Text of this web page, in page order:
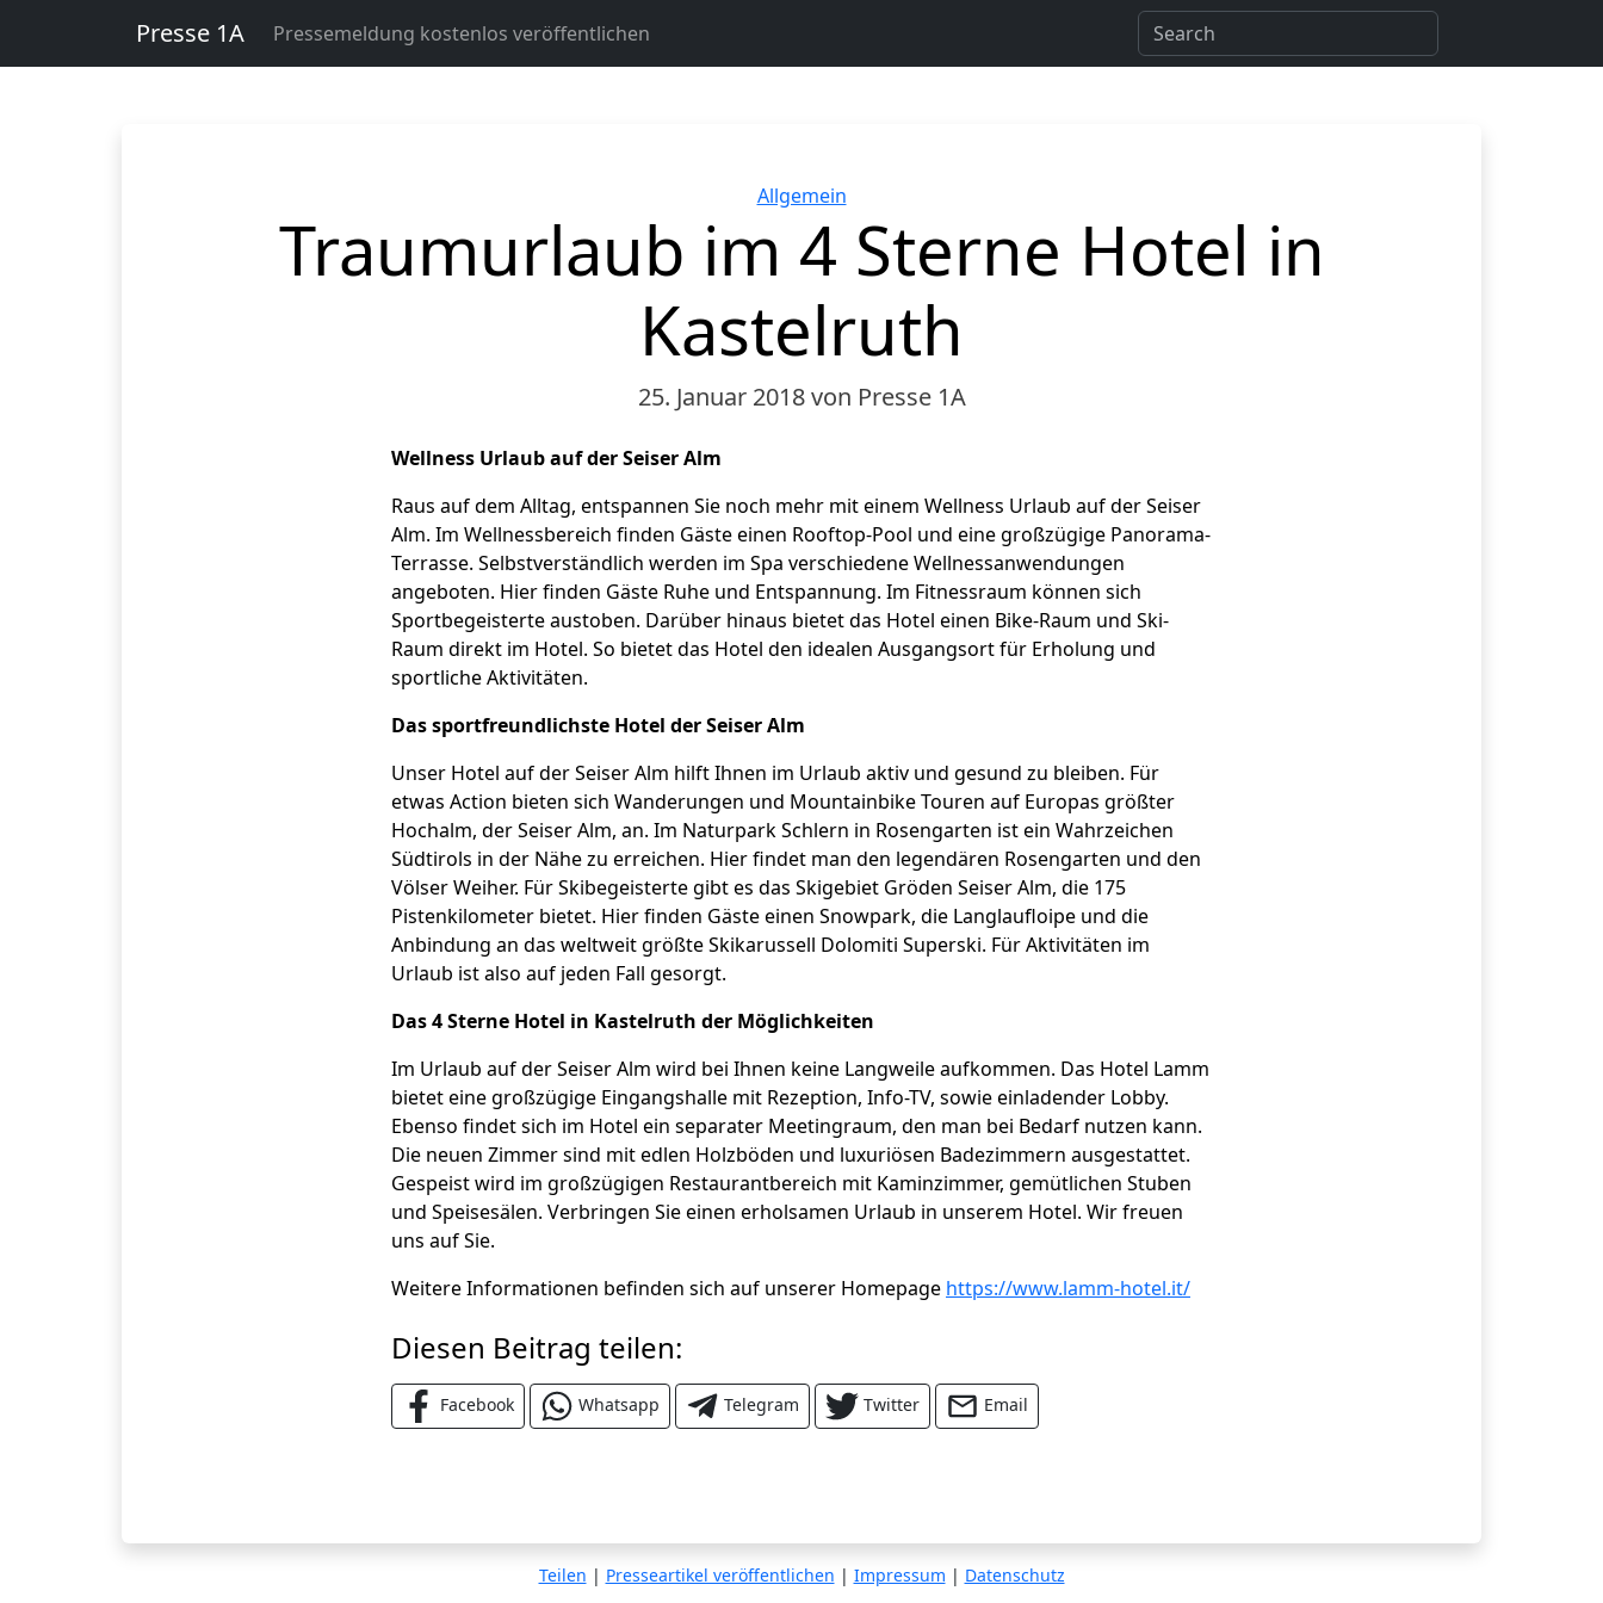
Presse 1A Pressemeldung kostenlos veröffentlichen
Kategorien
Allgemein
Traumurlaub im 4 Sterne Hotel in
Kastelruth
25. Januar 2018von Presse 1A
Wellness Urlaub auf der Seiser Alm
Raus auf dem Alltag, entspannen Sie noch mehr mit einem Wellness Urlaub auf der Seiser
Alm. Im Wellnessbereich finden Gäste einen Rooftop-Pool und eine großzügige Panorama-
Terrasse. Selbstverständlich werden im Spa verschiedene Wellnessanwendungen
angeboten. Hier finden Gäste Ruhe und Entspannung. Im Fitnessraum können sich
Sportbegeisterte austoben. Darüber hinaus bietet das Hotel einen Bike-Raum und Ski-
Raum direkt im Hotel. So bietet das Hotel den idealen Ausgangsort für Erholung und
sportliche Aktivitäten.
Das sportfreundlichste Hotel der Seiser Alm
Unser Hotel auf der Seiser Alm hilft Ihnen im Urlaub aktiv und gesund zu bleiben. Für
etwas Action bieten sich Wanderungen und Mountainbike Touren auf Europas größter
Hochalm, der Seiser Alm, an. Im Naturpark Schlern in Rosengarten ist ein Wahrzeichen
Südtirols in der Nähe zu erreichen. Hier findet man den legendären Rosengarten und den
Völser Weiher. Für Skibegeisterte gibt es das Skigebiet Gröden Seiser Alm, die 175
Pistenkilometer bietet. Hier finden Gäste einen Snowpark, die Langlaufloipe und die
Anbindung an das weltweit größte Skikarussell Dolomiti Superski. Für Aktivitäten im
Urlaub ist also auf jeden Fall gesorgt.
Das 4 Sterne Hotel in Kastelruth der Möglichkeiten
Im Urlaub auf der Seiser Alm wird bei Ihnen keine Langweile aufkommen. Das Hotel Lamm
bietet eine großzügige Eingangshalle mit Rezeption, Info-TV, sowie einladender Lobby.
Ebenso findet sich im Hotel ein separater Meetingraum, den man bei Bedarf nutzen kann.
Die neuen Zimmer sind mit edlen Holzböden und luxuriösen Badezimmern ausgestattet.
Gespeist wird im großzügigen Restaurantbereich mit Kaminzimmer, gemütlichen Stuben
und Speisesälen. Verbringen Sie einen erholsamen Urlaub in unserem Hotel. Wir freuen
uns auf Sie.
Weitere Informationen befinden sich auf unserer Homepage https://www.lamm-hotel.it/
Diesen Beitrag teilen:
Facebook Whatsapp Telegram Twitter Email
Teilen | Presseartikel veröffentlichen | Impressum | Datenschutz